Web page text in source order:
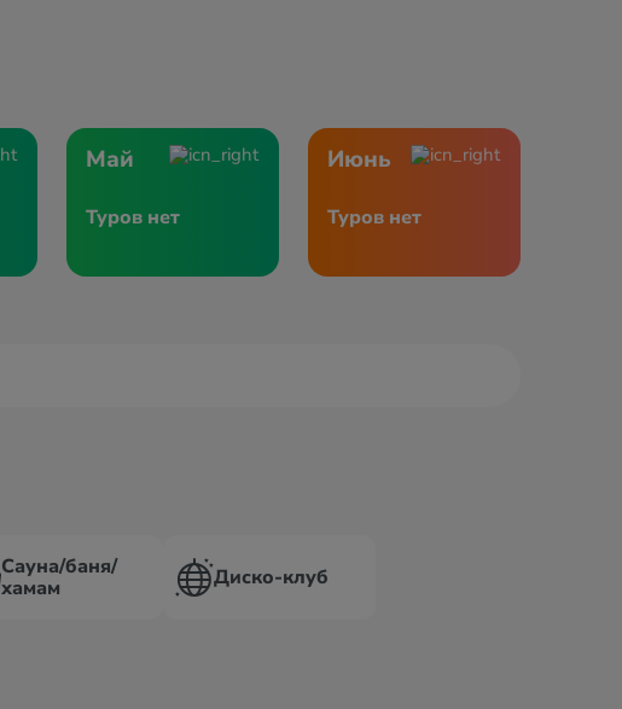
Май
Туров нет
Июнь
Туров нет
Сауна/баня/
хамам
Диско-клуб